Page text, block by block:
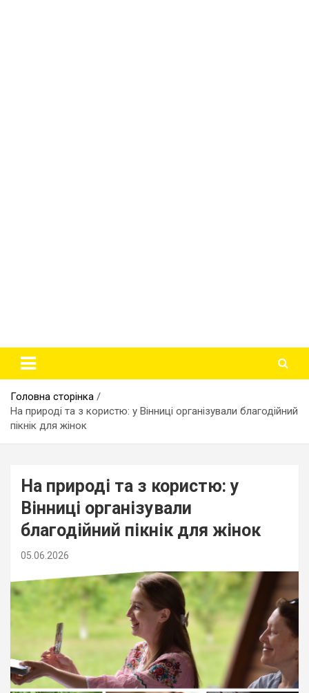
Головна сторінка
На природі та з користю: у Вінниці організували благодійний
пікнік для жінок
На природі та з користю: у
Вінниці організували
благодійний пікнік для жінок
05.06.2026